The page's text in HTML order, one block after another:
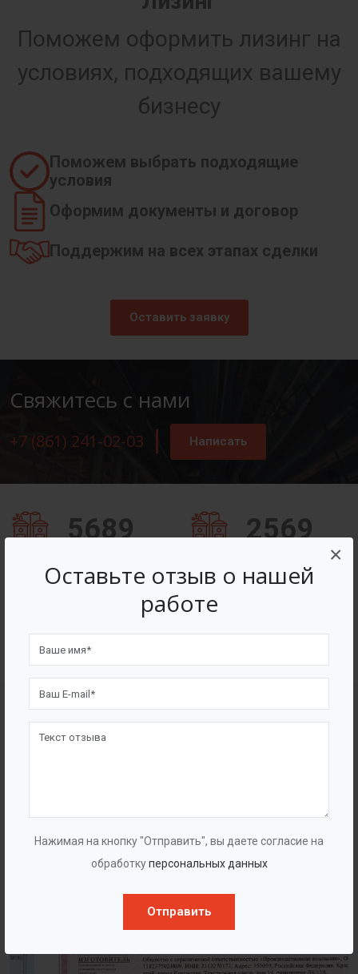
Оставьте отзыв о нашей
работе
Нажимая на кнопку "Отправить", вы даете согласие на
обработкуперсональных данных
Отправить
×
Поможем оформить лизинг на
условиях, подходящих вашему
бизнесу
Поможем выбрать подходящие
условия
Оформим документы и договор
Поддержим на всех этапах сделки
Оставить заявку
Свяжитесь с нами
+7 (861) 241-02-03 Написать
5689 2569
Счастливых клиентов
Сертификаты